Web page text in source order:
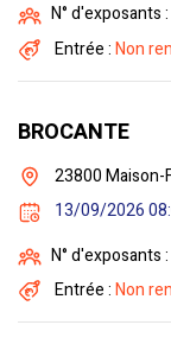
N° d'exposants
Entrée :Non
BROCANTE
23800 Maison-
13/09/2026
N° d'exposants
Entrée :Non